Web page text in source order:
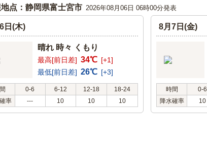
点：静岡県富士宮市 2026年08月06日 06時00分発表
日(木)
晴れ 時々 くもり
最高[前日差] 34℃ [+1]
最低[前日差] 26℃ [+3]
0-6 6-12 12-18
18-24
率
--- 10 10 10
8月7日(金)
時間 0-6
降水確率
10